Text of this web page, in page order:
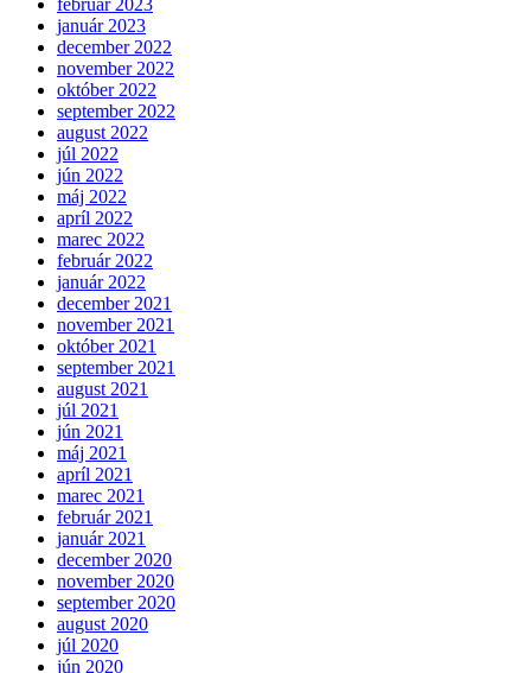
január 2023
december 2022
november 2022
október 2022
september 2022
august 2022
júl 2022
jún 2022
máj 2022
apríl 2022
marec 2022
február 2022
január 2022
december 2021
november 2021
október 2021
september 2021
august 2021
júl 2021
jún 2021
máj 2021
apríl 2021
marec 2021
február 2021
január 2021
december 2020
november 2020
september 2020
august 2020
júl 2020
jún 2020